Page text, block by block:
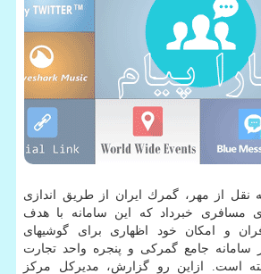
نقل از مهر، گمرك ایران از طریق اندازی
مسافری خبرداد كه این سامانه با هدف
و امكان خود اظهاری برای گوشیهای
سامانه جامع گمركی و پنجره واحد تجارت
است. ازاین رو گزارش، مدیركل مركز